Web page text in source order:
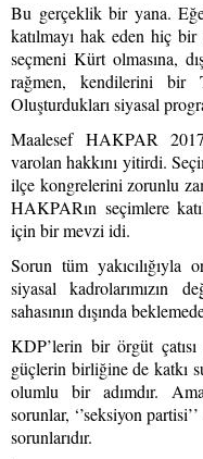
Bu gerçeklik bir yana.
katılmayı hak eden hiç
seçmeni Kürt olmasına,
rağmen, kendilerini bir
Oluşturdukları siyasal
Maalesef HAKPAR
varolan hakkını yitirdi.
ilçe kongrelerini zorunlu
HAKPARın seçimlere
için bir mevzi idi.
Sorun tüm yakıcılığıyla
siyasal kadrolarımızın
sahasının dışında
KDP’lerin bir örgüt
güçlerin birliğine de katkı
olumlu bir adımdır.
sorunlar, ‘’seksiyon
sorunlarıdır.